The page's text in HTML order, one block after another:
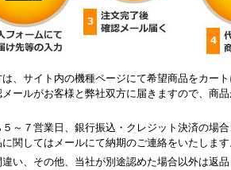
、サイト内の機種ページにて希望商品をカー
ールがお客様と弊社双方に届きますので、商
～７営業日、銀行振込・クレジット決済の場
関してはメールにて納期のご連絡をいたします
い、その他、当社が別途認めた場合以外は返